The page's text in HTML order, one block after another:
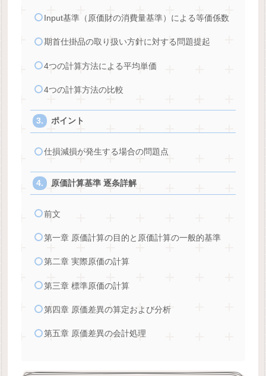
Input基準（原価財の消費量基準）による等価係数
期首仕掛品の取り扱い方針に対する問題提起
4つの計算方法による平均単価
4つの計算方法の比較
ポイント
仕損減損が発生する場合の問題点
原価計算基準 逐条詳解
前文
第一章 原価計算の目的と原価計算の一般的基準
第二章 実際原価の計算
第三章 標準原価の計算
第四章 原価差異の算定および分析
第五章 原価差異の会計処理